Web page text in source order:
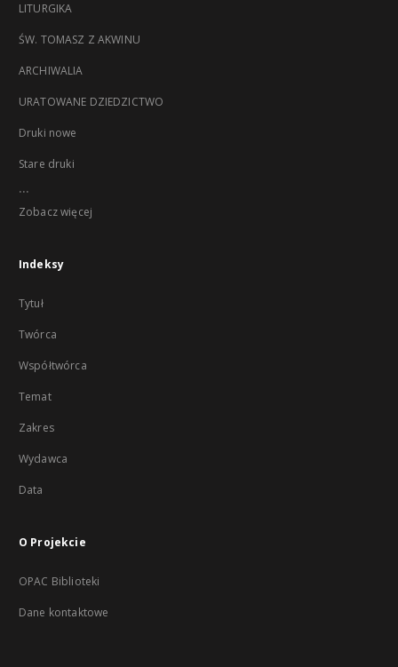
LITURGIKA
ŚW. TOMASZ Z AKWINU
ARCHIWALIA
URATOWANE DZIEDZICTWO
Druki nowe
Stare druki
...
Zobacz więcej
Indeksy
Tytuł
Twórca
Współtwórca
Temat
Zakres
Wydawca
Data
O Projekcie
OPAC Biblioteki
Dane kontaktowe